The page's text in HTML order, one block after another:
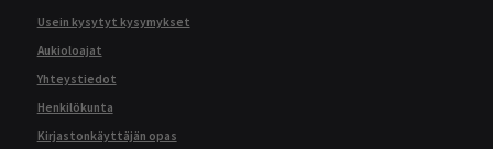
Usein kysytyt kysymykset
Aukioloajat
Yhteystiedot
Henkilökunta
Kirjastonkäyttäjän opas